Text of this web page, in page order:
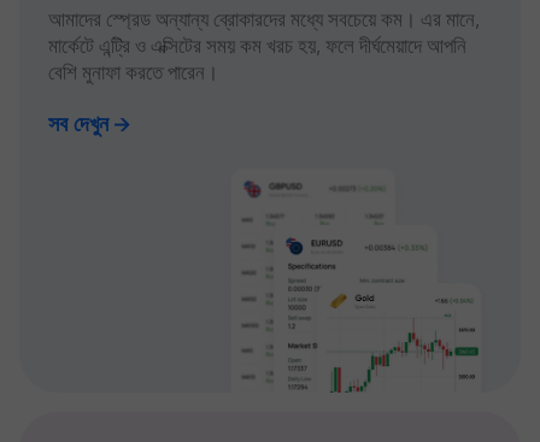
আমাদের স্প্রেড অন্যান্য ব্রোকারদের মধ্যে সবচেয়ে কম। এর মানে,
মার্কেটে এন্ট্রি ও এক্সিটের সময় কম খরচ হয়, ফলে দীর্ঘমেয়াদে আপনি
বেশি মুনাফা করতে পারেন।
সব দেখুন